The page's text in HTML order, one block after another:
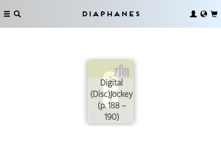
Diaphanes
Digital
(Disc)Jockey
(p. 188 –
190)